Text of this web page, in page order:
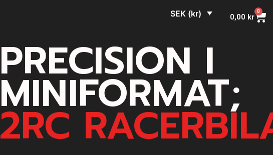
SEK (kr) 0,00 kr
0
PRECISION I
MINIFORMAT;
2RC